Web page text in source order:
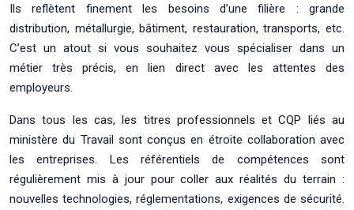
Ils reflètent finement les besoins d’une filière : grande
distribution, métallurgie, bâtiment, restauration, transports, etc.
C’est un atout si vous souhaitez vous spécialiser dans un
métier très précis, en lien direct avec les attentes des
employeurs.
Dans tous les cas, les titres professionnels et CQP liés au
ministère du Travail sont conçus en étroite collaboration avec
les entreprises. Les référentiels de compétences sont
régulièrement mis à jour pour coller aux réalités du terrain :
nouvelles technologies, réglementations, exigences de sécurité.